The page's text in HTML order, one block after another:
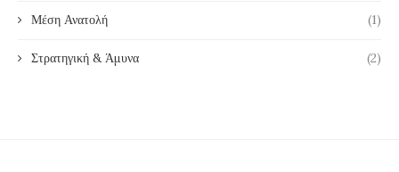
Μέση Ανατολή (1)
Στρατηγική & Άμυνα (2)